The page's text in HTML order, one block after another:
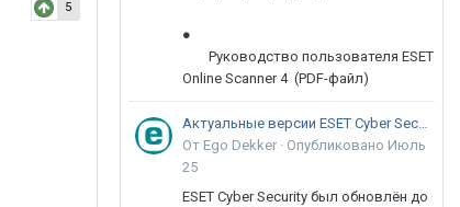
5
●
Руководство пользователя ESET
Online Scanner 4 (PDF-файл)
Актуальные версии ESET Cyber Security 9
От Ego Dekker · Опубликовано Июль
25
ESET Cyber Security был обновлён до